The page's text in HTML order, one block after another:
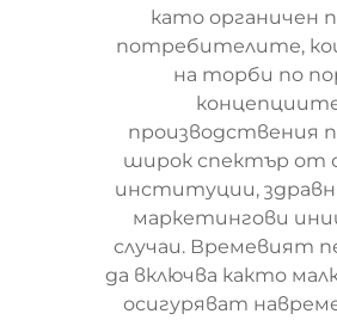
като органичен
потребителите,
на торби по
производствения
широк спектър от
институции,
маркетингови
случаи. Времевият
да включва както
осигуряват